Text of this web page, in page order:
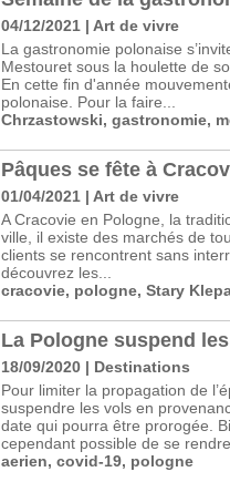
04/12/2021| Art de vivre
La gastronomie polonaise
Mestouret sous la houlette de
En cette fin d'année
polonaise. Pour la faire...
Chrzastowski, gastronomie,
Pâques se fête à
01/04/2021| Art de vivre
A Cracovie en Pologne, la
ville, il existe des marchés de
clients se rencontrent sans
découvrez les...
cracovie, pologne, Stary
La Pologne suspend
18/09/2020| Destinations
Pour limiter la propagation de
suspendre les vols en
date qui pourra être prorogée.
cependant possible de se rendre
aerien, covid-19, pologne